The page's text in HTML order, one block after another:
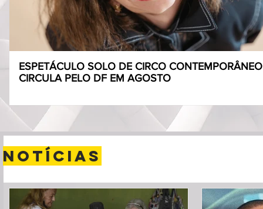
ESPETÁCULO SOLO DE CIRCO CONTEMPORÂNEO
CIRCULA PELO DF EM AGOSTO
notícias